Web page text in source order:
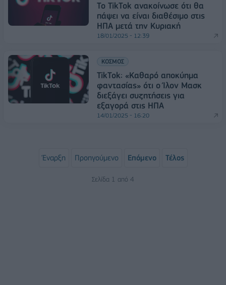
Το TikTok ανακοίνωσε ότι θα
πάψει να είναι διαθέσιμο στις
ΗΠΑ μετά την Κυριακή
18/01/2025 - 12:39
ΚΟΣΜΟΣ
TikTok: «Καθαρό αποκύημα
φαντασίας» ότι ο Ίλον Μασκ
διεξάγει συζητήσεις για
εξαγορά στις ΗΠΑ
14/01/2025 - 16:20
Έναρξη Προηγούμενο Επόμενο Τέλος
Σελίδα 1 από 4